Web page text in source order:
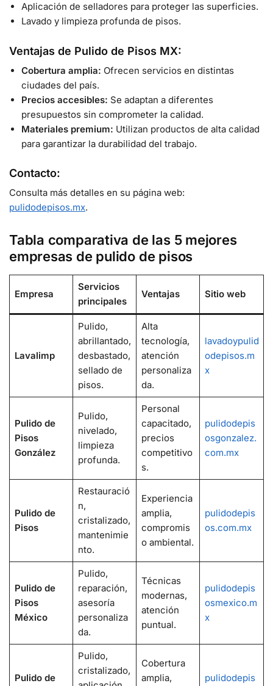
Aplicación de selladores para proteger las superficies.
Lavado y limpieza profunda de pisos.
Ventajas de Pulido de Pisos MX:
Cobertura amplia: Ofrecen servicios en distintas
ciudades del país.
Precios accesibles: Se adaptan a diferentes
presupuestos sin comprometer la calidad.
Materiales premium: Utilizan productos de alta calidad
para garantizar la durabilidad del trabajo.
Contacto:
Consulta más detalles en su página web:
pulidodepisos.mx.
Tabla comparativa de las 5 mejores
empresas de pulido de pisos
Empresa
Servicios
principales
Ventajas Sitio web
Lavalimp
Pulido,
abrillantado,
desbastado,
sellado de
pisos.
Alta
tecnología,
atención
personaliza
da.
lavadoypulid
odepisos.m
x
Pulido de
Pisos
González
Pulido,
nivelado,
limpieza
profunda.
Personal
capacitado,
precios
competitivo
s.
pulidodepis
osgonzalez.
com.mx
Pulido de
Pisos
Restauració
n,
cristalizado,
mantenimie
nto.
Experiencia
amplia,
compromis
o ambiental.
pulidodepis
os.com.mx
Pulido de
Pisos
México
Pulido,
reparación,
asesoría
personaliza
da.
Técnicas
modernas,
atención
puntual.
pulidodepis
osmexico.m
x
Pulido de
Pulido,
cristalizado,
Cobertura
amplia,
pulidodepis